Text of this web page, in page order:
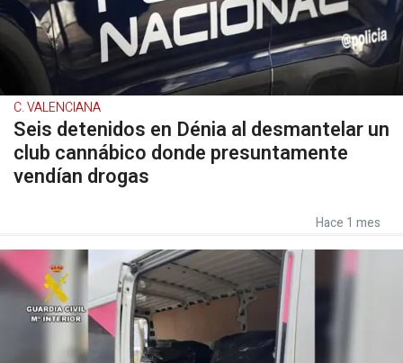
C. VALENCIANA
Seis detenidos en Dénia al desmantelar un
club cannábico donde presuntamente
vendían drogas
Hace 1 mes